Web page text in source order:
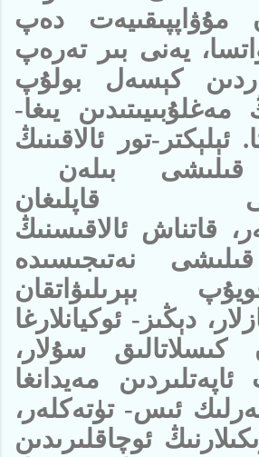
مۇۋاپپىقىيەت دەپ
يەنى بىر تەرەپ
كېسەل بولۇپ
مەغلۇبىيىتىدىن يىغا-
ئېلېكتر-تور ئالاقىنىڭ
قىلىشى بىلەن
قاپلىغان
قاتناش ئالاقىسنىڭ
نەتىجىسىدە
بېرىلىۋاتقان
دېڭىز- ئوكيانلارغا
كىسلاتالىق سۇلار،
مەيدانغا
ئىس- تۈتەكلەر،
ئوچاقلىرىدىن